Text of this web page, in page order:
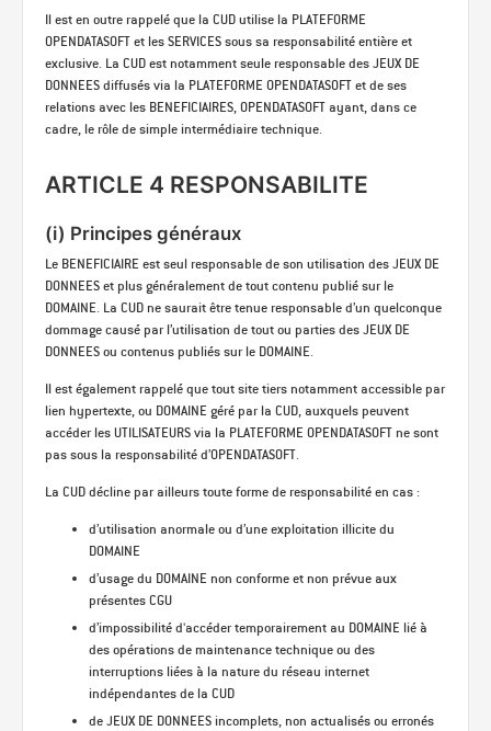
Il est en outre rappelé que la CUD utilise la PLATEFORME
OPENDATASOFT et les SERVICES sous sa responsabilité entière et
exclusive. La CUD est notamment seule responsable des JEUX DE
DONNEES diffusés via la PLATEFORME OPENDATASOFT et de ses
relations avec les BENEFICIAIRES, OPENDATASOFT ayant, dans ce
cadre, le rôle de simple intermédiaire technique.
ARTICLE 4 RESPONSABILITE
(i) Principes généraux
Le BENEFICIAIRE est seul responsable de son utilisation des JEUX DE
DONNEES et plus généralement de tout contenu publié sur le
DOMAINE. La CUD ne saurait être tenue responsable d’un quelconque
dommage causé par l’utilisation de tout ou parties des JEUX DE
DONNEES ou contenus publiés sur le DOMAINE.
Il est également rappelé que tout site tiers notamment accessible par
lien hypertexte, ou DOMAINE géré par la CUD, auxquels peuvent
accéder les UTILISATEURS via la PLATEFORME OPENDATASOFT ne sont
pas sous la responsabilité d’OPENDATASOFT.
La CUD décline par ailleurs toute forme de responsabilité en cas :
d’utilisation anormale ou d’une exploitation illicite du
DOMAINE
d’usage du DOMAINE non conforme et non prévue aux
présentes CGU
d’impossibilité d'accéder temporairement au DOMAINE lié à
des opérations de maintenance technique ou des
interruptions liées à la nature du réseau internet
indépendantes de la CUD
de JEUX DE DONNEES incomplets, non actualisés ou erronés